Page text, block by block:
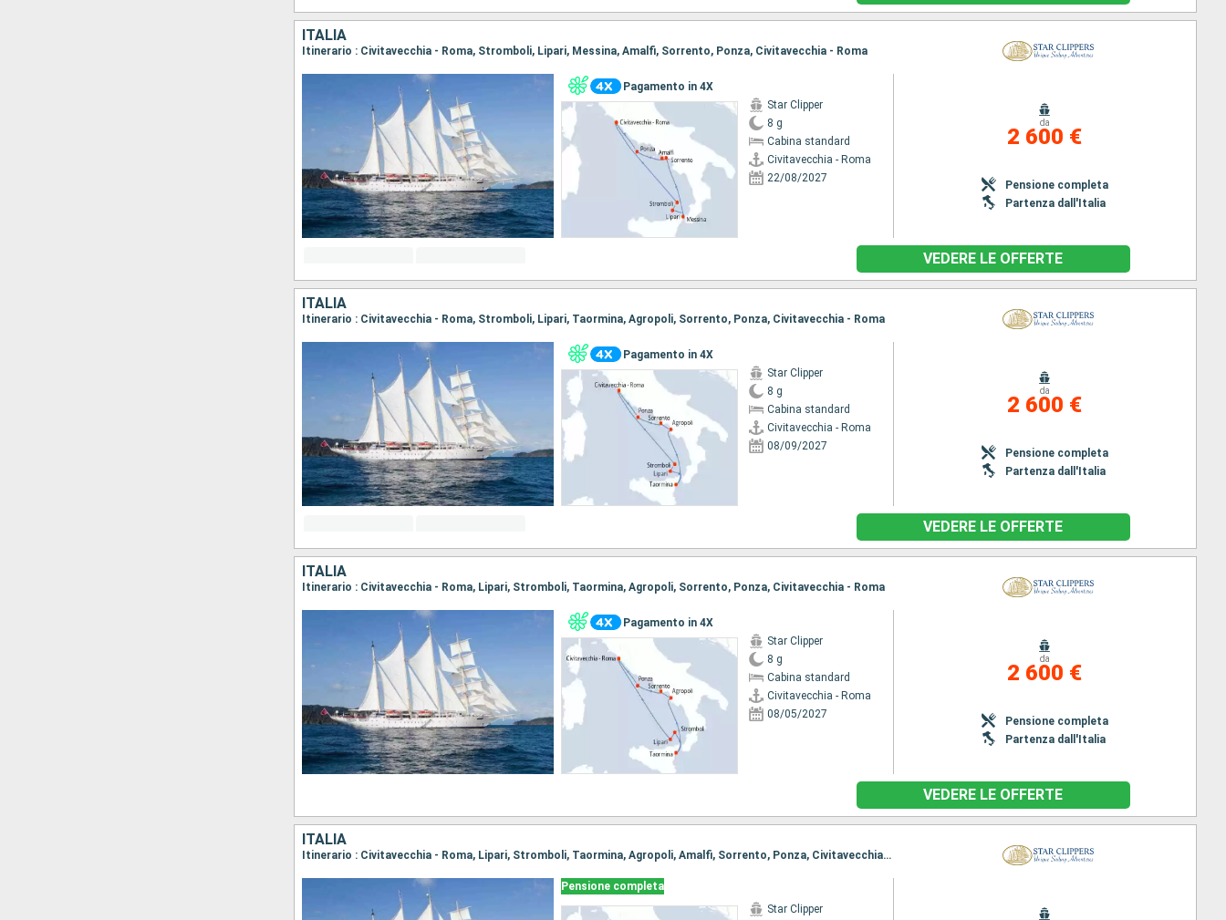
ITALIA
Itinerario : Civitavecchia - Roma, Stromboli, Lipari, Messina, Amalfi, Sorrento, Ponza, Civitavecchia - Roma
Pagamento in 4X
Star Clipper
8 g
Cabina standard
Civitavecchia - Roma
22/08/2027
da
2 600 €
Pensione completa
Partenza dall'Italia
VEDERE LE OFFERTE
ITALIA
Itinerario : Civitavecchia - Roma, Stromboli, Lipari, Taormina, Agropoli, Sorrento, Ponza, Civitavecchia - Roma
Pagamento in 4X
Star Clipper
8 g
Cabina standard
Civitavecchia - Roma
08/09/2027
da
2 600 €
Pensione completa
Partenza dall'Italia
VEDERE LE OFFERTE
ITALIA
Itinerario : Civitavecchia - Roma, Lipari, Stromboli, Taormina, Agropoli, Sorrento, Ponza, Civitavecchia - Roma
Pagamento in 4X
Star Clipper
8 g
Cabina standard
Civitavecchia - Roma
08/05/2027
da
2 600 €
Pensione completa
Partenza dall'Italia
VEDERE LE OFFERTE
ITALIA
Itinerario : Civitavecchia - Roma, Lipari, Stromboli, Taormina, Agropoli, Amalfi, Sorrento, Ponza, Civitavecchia - Roma
Pensione completa
Star Clipper